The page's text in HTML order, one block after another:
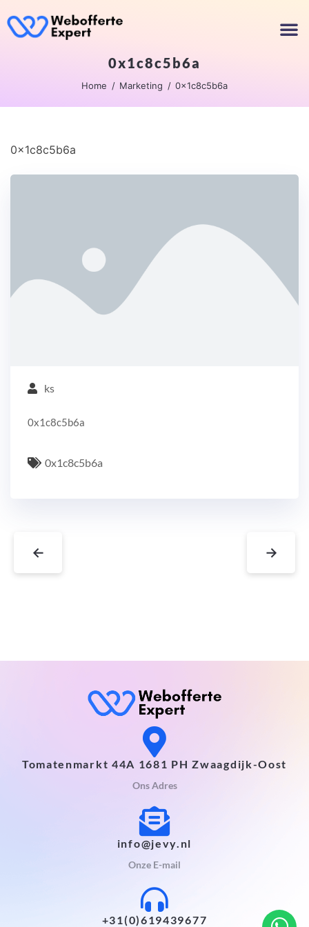
0x1c8c5b6a
Home Marketing 0x1c8c5b6a
0x1c8c5b6a
ks
0x1c8c5b6a
0x1c8c5b6a
← →
Tomatenmarkt 44A 1681 PH Zwaagdijk-Oost
Ons Adres
info@jevy.nl
Onze E-mail
+31(0)619439677